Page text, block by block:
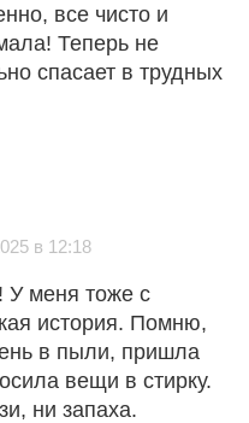
все чисто и
Теперь не
спасает в трудных
в 12:18
У меня тоже с
история. Помню,
в пыли, пришла
вещи в стирку.
ни запаха.